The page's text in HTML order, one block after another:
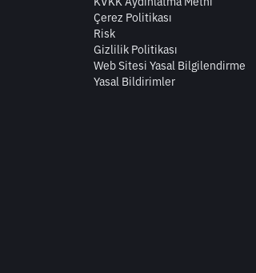
Çerez Politikası
Risk
Gizlilik Politikası
Web Sitesi Yasal Bilgilendirme
Yasal Bildirimler